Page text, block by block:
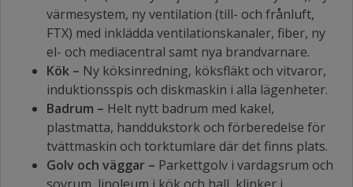
värmesystem, ny ventilation (till- och frånluft,
FTX) med inklädda ventilationskanaler, fiber, ny
el- och mediacentral samt nya brandvarnare.
Kök – Ny köksinredning, köksfläkt och vitvaror,
induktionsspis och diskmaskin i alla lägenheter.
Badrum – Helt nytt badrum med kakel,
plastmatta, handdukstork och förberedelse för
tvättmaskin och torktumlare där det finns plats.
Golv och väggar – Parkettgolv i vardagsrum och